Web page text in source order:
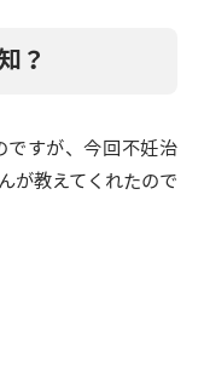
？
ですが、今回不妊治
が教えてくれたので